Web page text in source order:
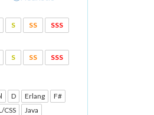
S SS SSS
S SS SSS
D Erlang
F#
CSS
Java